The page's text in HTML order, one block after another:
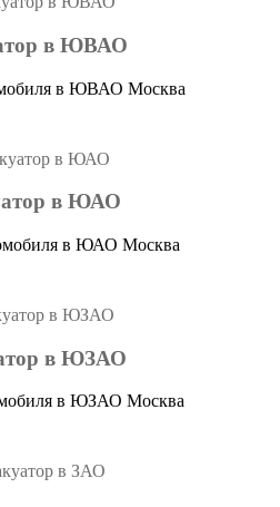
в ЮВАО
в ЮВАО Москва
в ЮАО
в ЮАО Москва
в ЮЗАО
в ЮЗАО Москва